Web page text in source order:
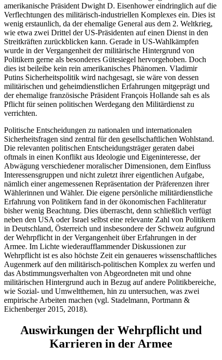
amerikanische Präsident Dwight D. Eisenhower eindringlich auf die
Verflechtungen des militärisch-industriellen Komplexes ein. Dies ist
wenig erstaunlich, da der ehemalige General aus dem 2. Weltkrieg,
wie etwa zwei Drittel der US-Präsidenten auf einen Dienst in den
Streitkräften zurückblicken kann. Gerade in US-Wahlkämpfen
wurde in der Vergangenheit der militärische Hintergrund von
Politikern gerne als besonderes Gütesiegel hervorgehoben. Doch
dies ist beileibe kein rein amerikanisches Phänomen. Vladimir
Putins Sicherheitspolitik wird nachgesagt, sie wäre von dessen
militärischen und geheimdienstlichen Erfahrungen mitgeprägt und
der ehemalige französische Präsident François Hollande sah es als
Pflicht für seinen politischen Werdegang den Militärdienst zu
verrichten.
Politische Entscheidungen zu nationalen und internationalen
Sicherheitsfragen sind zentral für den gesellschaftlichen Wohlstand.
Die relevanten politischen Entscheidungsträger geraten dabei
oftmals in einen Konflikt aus Ideologie und Eigeninteresse, der
Abwägung verschiedener moralischer Dimensionen, dem Einfluss
Interessensgruppen und nicht zuletzt ihrer eigentlichen Aufgabe,
nämlich einer angemessenen Repräsentation der Präferenzen ihrer
Wählerinnen und Wähler. Die eigene persönliche militärdienstliche
Erfahrung von Politikern fand in der ökonomischen Fachliteratur
bisher wenig Beachtung. Dies überrascht, denn schließlich verfügt
neben den USA oder Israel selbst eine relevante Zahl von Politikern
in Deutschland, Österreich und insbesondere der Schweiz aufgrund
der Wehrpflicht in der Vergangenheit über Erfahrungen in der
Armee. Im Lichte wiederaufflammender Diskussionen zur
Wehrpflicht ist es also höchste Zeit ein genaueres wissenschaftliches
Augenmerk auf den militärisch-politischen Komplex zu werfen und
das Abstimmungsverhalten von Abgeordneten mit und ohne
militärischen Hintergrund auch in Bezug auf andere Politikbereiche,
wie Sozial- und Umweltthemen, hin zu untersuchen, was zwei
empirische Arbeiten machen (vgl. Stadelmann, Portmann &
Eichenberger 2015, 2018).
Auswirkungen der Wehrpflicht und
Karrieren in der Armee